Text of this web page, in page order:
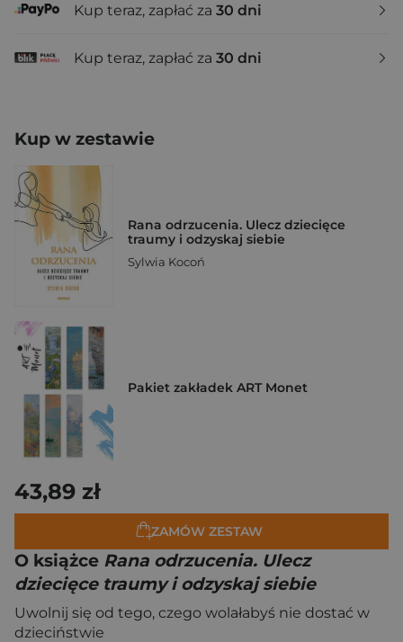
Kup teraz, zapłać za 30 dni
Kup teraz, zapłać za 30 dni
Kup w zestawie
Rana odrzucenia. Ulecz dziecięce
traumy i odzyskaj siebie
Sylwia Kocoń
Pakiet zakładek ART Monet
43,89 zł
ZAMÓW ZESTAW
O książce Rana odrzucenia. Ulecz
dziecięce traumy i odzyskaj siebie
Uwolnij się od tego, czego wolałabyś nie dostać w
dzieciństwie